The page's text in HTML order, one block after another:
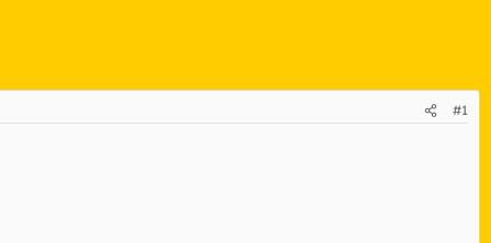
#1